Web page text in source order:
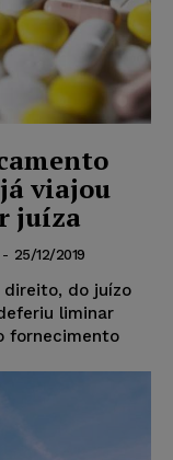
viajou
juíza
- 25/12/2019
direito, do juízo
liminar
fornecimento